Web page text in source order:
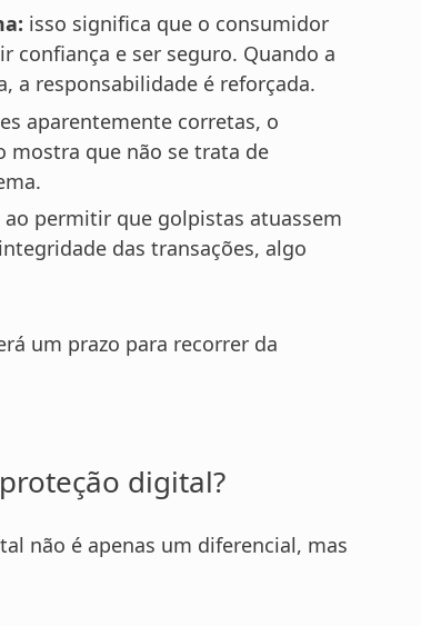
isso significa que o consumidor
e ser seguro. Quando a
a responsabilidade é reforçada.
aparentemente corretas, o
mostra que não se trata de
ao permitir que golpistas atuassem
das transações, algo
um prazo para recorrer da
digital?
não é apenas um diferencial, mas